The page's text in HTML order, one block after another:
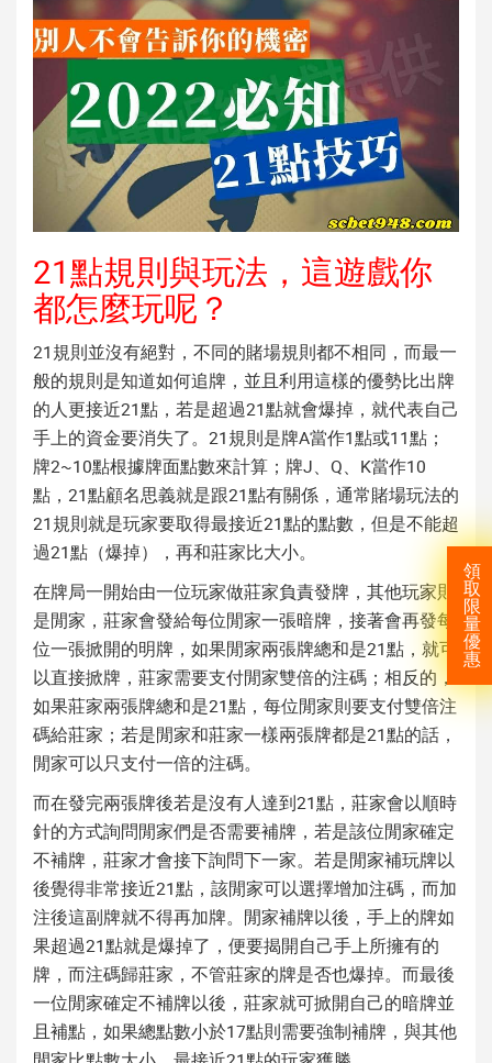
領
取
限
量
優
惠
21點規則與玩法，這遊戲你
都怎麼玩呢？
21規則並沒有絕對，不同的賭場規則都不相同，而最一
般的規則是知道如何追牌，並且利用這樣的優勢比出牌
的人更接近21點，若是超過21點就會爆掉，就代表自己
手上的資金要消失了。21規則是牌A當作1點或11點；
牌2~10點根據牌面點數來計算；牌J、Q、K當作10
點，21點顧名思義就是跟21點有關係，通常賭場玩法的
21規則就是玩家要取得最接近21點的點數，但是不能超
過21點（爆掉），再和莊家比大小。
在牌局一開始由一位玩家做莊家負責發牌，其他玩家則
是閒家，莊家會發給每位閒家一張暗牌，接著會再發每
位一張掀開的明牌，如果閒家兩張牌總和是21點，就可
以直接掀牌，莊家需要支付閒家雙倍的注碼；相反的，
如果莊家兩張牌總和是21點，每位閒家則要支付雙倍注
碼給莊家；若是閒家和莊家一樣兩張牌都是21點的話，
閒家可以只支付一倍的注碼。
而在發完兩張牌後若是沒有人達到21點，莊家會以順時
針的方式詢問閒家們是否需要補牌，若是該位閒家確定
不補牌，莊家才會接下詢問下一家。若是閒家補玩牌以
後覺得非常接近21點，該閒家可以選擇增加注碼，而加
注後這副牌就不得再加牌。閒家補牌以後，手上的牌如
果超過21點就是爆掉了，便要揭開自己手上所擁有的
牌，而注碼歸莊家，不管莊家的牌是否也爆掉。而最後
一位閒家確定不補牌以後，莊家就可掀開自己的暗牌並
且補點，如果總點數小於17點則需要強制補牌，與其他